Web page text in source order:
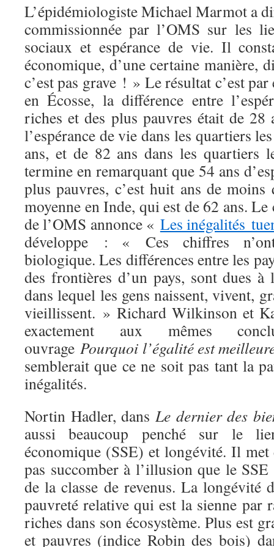
L’épidémiologiste Michael Marmot a
commissionnée par l’OMS sur les
sociaux et espérance de vie. Il
économique, d’une certaine manière,
c’est pas grave ! » Le résultat c’est par
en Écosse, la différence entre
riches et des plus pauvres était de 28
l’espérance de vie dans les quartiers
ans, et de 82 ans dans les quartiers
termine en remarquant que 54 ans
plus pauvres, c’est huit ans de moins
moyenne en Inde, qui est de 62 ans.
de l’OMS annonce « Les inégalités
développe : « Ces chiffres
biologique. Les différences entre les
des frontières d’un pays, sont dues à
dans lequel les gens naissent, vivent,
vieillissent. » Richard Wilkinson et
exactement aux mêmes
ouvragePourquoi l’égalité est
semblerait que ce ne soit pas tant la
inégalités.
Nortin Hadler, dans Le dernier des
aussi beaucoup penché sur le
économique (SSE) et longévité. Il
pas succomber à l’illusion que le
de la classe de revenus. La longévité
pauvreté relative qui est la sienne par
riches dans son écosystème. Plus est
et pauvres (indice Robin des bois)